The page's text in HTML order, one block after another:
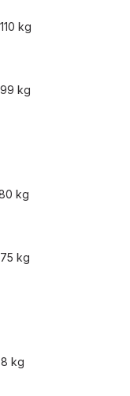
kg
99 kg
kg
kg
kg